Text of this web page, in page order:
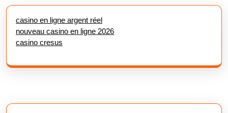
casino en ligne argent réel
nouveau casino en ligne 2026
casino cresus